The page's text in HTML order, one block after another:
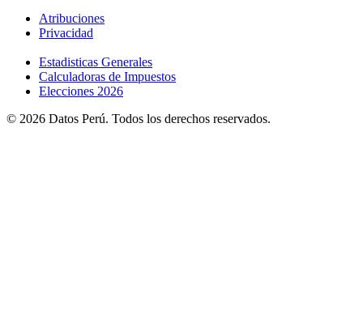
Atribuciones
Privacidad
Estadisticas Generales
Calculadoras de Impuestos
Elecciones 2026
© 2026 Datos Perú. Todos los derechos reservados.